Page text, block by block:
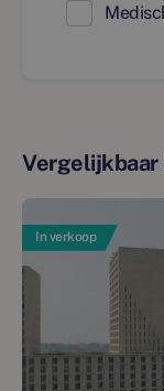
Vergelijkbaar
In verkoop